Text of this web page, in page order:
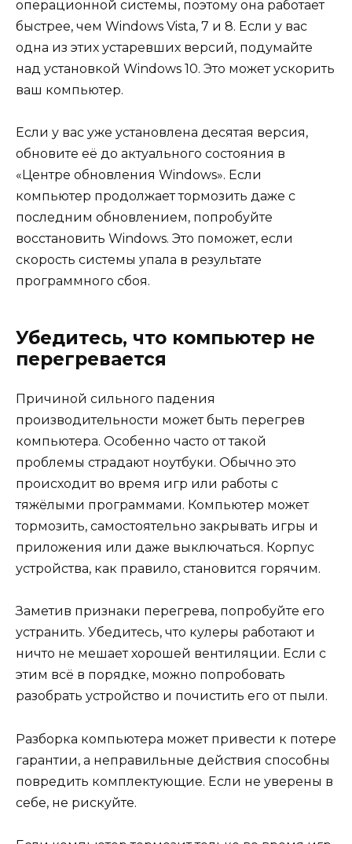
операционной системы, поэтому она работает
быстрее, чем Windows Vista, 7 и 8. Если у вас
одна из этих устаревших версий, подумайте
над установкой Windows 10. Это может ускорить
ваш компьютер.
Если у вас уже установлена десятая версия,
обновите её до актуального состояния в
«Центре обновления Windows». Если
компьютер продолжает тормозить даже с
последним обновлением, попробуйте
восстановить Windows. Это поможет, если
скорость системы упала в результате
программного сбоя.
Убедитесь, что компьютер не
перегревается
Причиной сильного падения
производительности может быть перегрев
компьютера. Особенно часто от такой
проблемы страдают ноутбуки. Обычно это
происходит во время игр или работы с
тяжёлыми программами. Компьютер может
тормозить, самостоятельно закрывать игры и
приложения или даже выключаться. Корпус
устройства, как правило, становится горячим.
Заметив признаки перегрева, попробуйте его
устранить. Убедитесь, что кулеры работают и
ничто не мешает хорошей вентиляции. Если с
этим всё в порядке, можно попробовать
разобрать устройство и почистить его от пыли.
Разборка компьютера может привести к потере
гарантии, а неправильные действия способны
повредить комплектующие. Если не уверены в
себе, не рискуйте.